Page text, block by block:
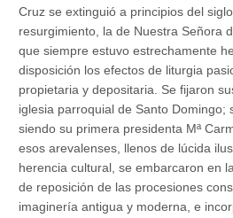
Cruz se extinguió a principios del
resurgimiento, la de Nuestra Señora
que siempre estuvo estrechamente
disposición los efectos de liturgia
propietaria y depositaria. Se fijaron
iglesia parroquial de Santo Domingo;
siendo su primera presidenta Mª
esos arevalenses, llenos de lúcida
herencia cultural, se embarcaron en
de reposición de las procesiones
imaginería antigua y moderna, e